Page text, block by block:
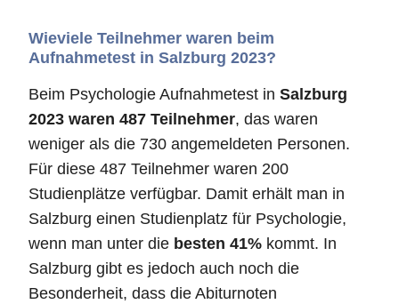
Wieviele Teilnehmer waren beim
Aufnahmetest in Salzburg 2023?
Beim Psychologie Aufnahmetest in Salzburg
2023 waren 487 Teilnehmer, das waren
weniger als die 730 angemeldeten Personen.
Für diese 487 Teilnehmer waren 200
Studienplätze verfügbar. Damit erhält man in
Salzburg einen Studienplatz für Psychologie,
wenn man unter die besten 41% kommt. In
Salzburg gibt es jedoch auch noch die
Besonderheit, dass die Abiturnoten